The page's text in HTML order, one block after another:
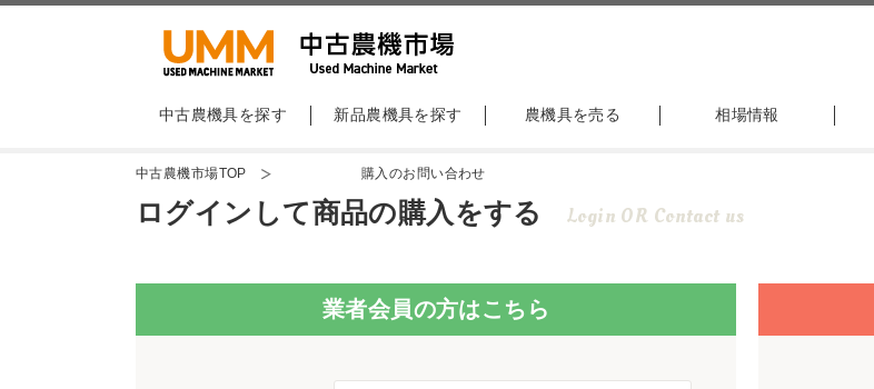
中古農機具を探す 新品農機具を探す 農機具を売る 相場情報
中古農機市場TOP 購入のお問い合わせ
ログインして商品の購入をする Login OR Contact us
業者会員の方はこちら